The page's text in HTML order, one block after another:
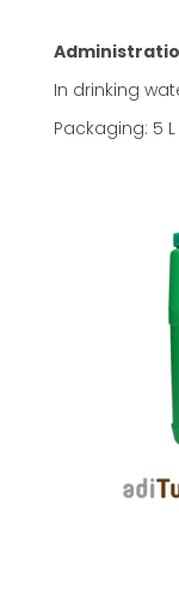
In drinking
Packaging: 5 L